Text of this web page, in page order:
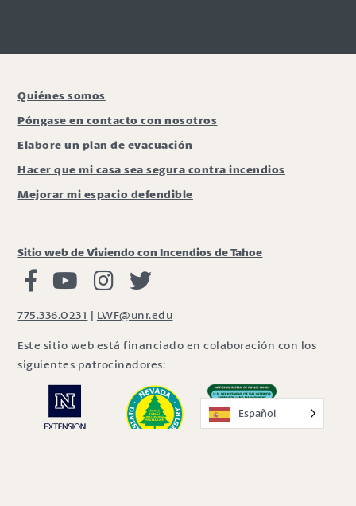
Quiénes somos
Póngase en contacto con nosotros
Elabore un plan de evacuación
Hacer que mi casa sea segura contra incendios
Mejorar mi espacio defendible
Sitio web de Viviendo con Incendios de Tahoe
Viviendo con Incendios Facebook
Vivir con fuego Youtube
Vivir con fuego Instagram
775.336.0231 | LWF@unr.edu
Este sitio web está financiado en colaboración con los
siguientes patrocinadores:
Español